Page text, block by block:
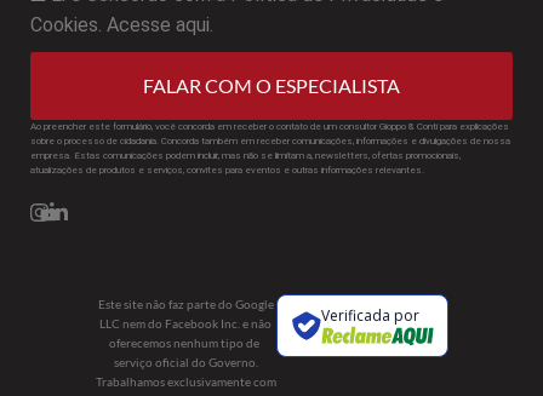
Cookies. Acesse aqui.
FALAR COM O ESPECIALISTA
Ao preencher este formulário, você concorda em receber o contato de um consultor Gioppo & Conti para explicações
sobre o processo de cidadania. Concorda também em receber comunicações, informações e divulgações de nossa
empresa. Estas comunicações podem incluir, mas não se limitam a, newsletters, ofertas promocionais,
atualizações de produtos e serviços, convites para eventos e outras informações relevantes.
Este site não faz parte do Google
LLC nem do Facebook Inc. e não
oferecemos nenhum tipo de
serviço oficial do Governo.
Trabalhamos exclusivamente com
Verificada por